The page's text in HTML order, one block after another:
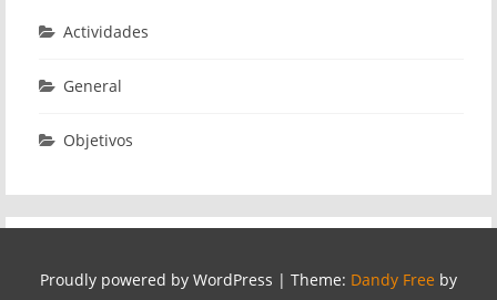
Actividades
General
Objetivos
Proudly powered by WordPress | Theme: Dandy Free by